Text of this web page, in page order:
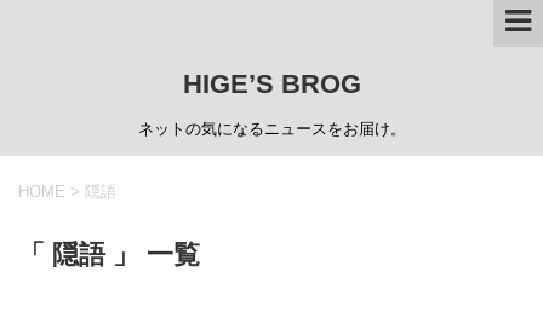
HIGE’S BROG
ネットの気になるニュースをお届け。
HOME > 隠語
「 隠語 」 一覧